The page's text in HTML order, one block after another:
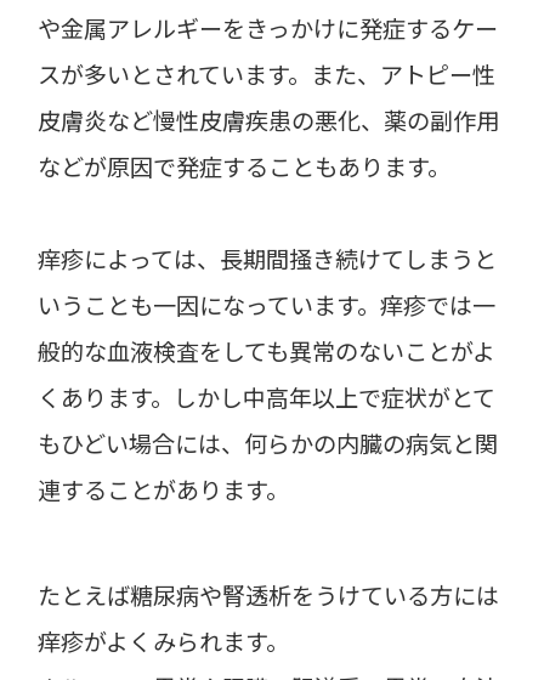
や金属アレルギーをきっかけに発症するケー
スが多いとされています。また、アトピー性
皮膚炎など慢性皮膚疾患の悪化、薬の副作用
などが原因で発症することもあります。
痒疹によっては、長期間掻き続けてしまうと
いうことも一因になっています。痒疹では一
般的な血液検査をしても異常のないことがよ
くあります。しかし中高年以上で症状がとて
もひどい場合には、何らかの内臓の病気と関
連することがあります。
たとえば糖尿病や腎透析をうけている方には
痒疹がよくみられます。